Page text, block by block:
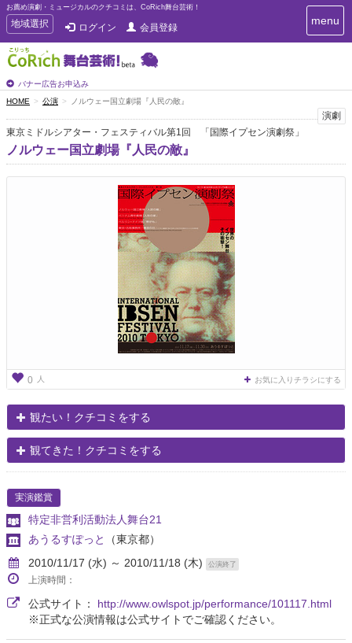
お薦め演劇・ミュージカルのクチコミは、CoRich舞台芸術！
T
o
g
g
e
n
a
v
g
地域選択 ログイン 会員登録
バナー広告お申込み
T
o
i
g
menu
HOME 公演 ノルウェー国立劇場『人民の敵』
演劇
東京ミドルシアター・フェスティバル第1回 「国際イプセン演劇祭」
ノルウェー国立劇場『人民の敵』
0 人 お気に入りチラシにする
観たい！クチコミをする
観てきた！クチコミをする
実演鑑賞
特定非営利活動法人舞台21
あうるすぽっと
（東京都）
2010/11/17 (水) ～ 2010/11/18 (木)
公演終了
上演時間：
公式サイト： http://www.owlspot.jp/performance/101117.html
※正式な公演情報は公式サイトでご確認ください。